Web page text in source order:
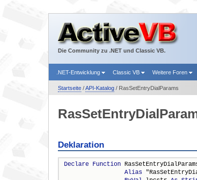
Die Community zu .NET und Classic VB.
.NET-Entwicklung Classic VB Weitere Foren
Startseite/API-Katalog/ RasSetEntryDialParams
Deklaration
Declare Function
Alias